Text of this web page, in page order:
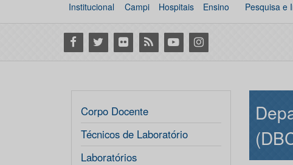
Institucional Campi Hospitais Ensino Pesquisa e
Facebook
Twitter Flickr RSS YoutubeInstagram
Corpo Docente
Técnicos de Laboratório
Laboratórios